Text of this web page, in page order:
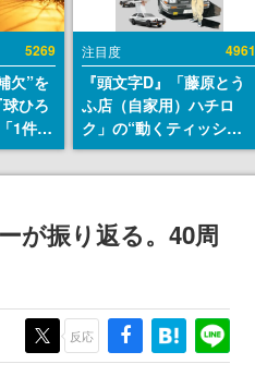
5269
欠”を
ひろ
1件」
をも
し
やチ
から
注目度 4961
『頭文字D』「藤原とう
ふ店（自家用）ハチロ
ク」の“動くティッシュ
ケース”が買えるポップ
アップショップが開催
群馬の「イオンモール高
崎」にて、8月11日から8
が振り返る。40周
反応